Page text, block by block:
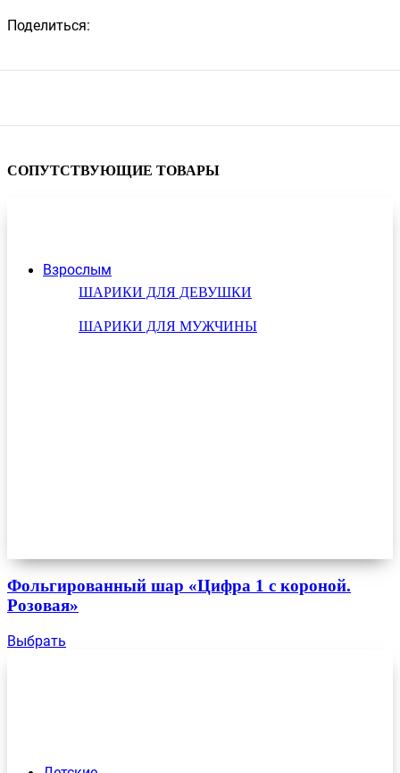
Взрослым
ШАРИКИ ДЛЯ ДЕВУШКИ
ШАРИКИ ДЛЯ МУЖЧИНЫ
Поделиться:
СОПУТСТВУЮЩИЕ ТОВАРЫ
Фольгированный шар «Цифра 1 с короной.
Розовая»
Выбрать